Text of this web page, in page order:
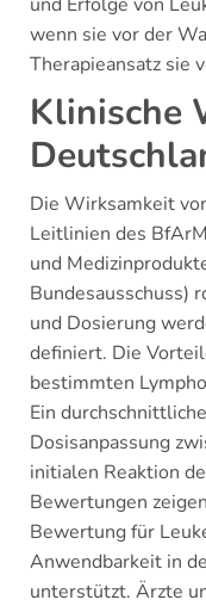
wenn sie vor der
Therapieansatz sie
Klinische
Die Wirksamkeit
Leitlinien des
und
Bundesausschuss)
und Dosierung
definiert. Die
bestimmten
Ein
Dosisanpassung
initialen Reaktion
Bewertungen
Bewertung für
Anwendbarkeit in
unterstützt. Ärzte